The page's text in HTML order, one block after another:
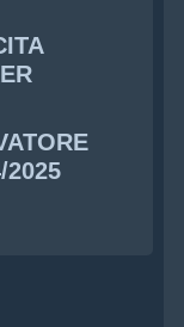
2025